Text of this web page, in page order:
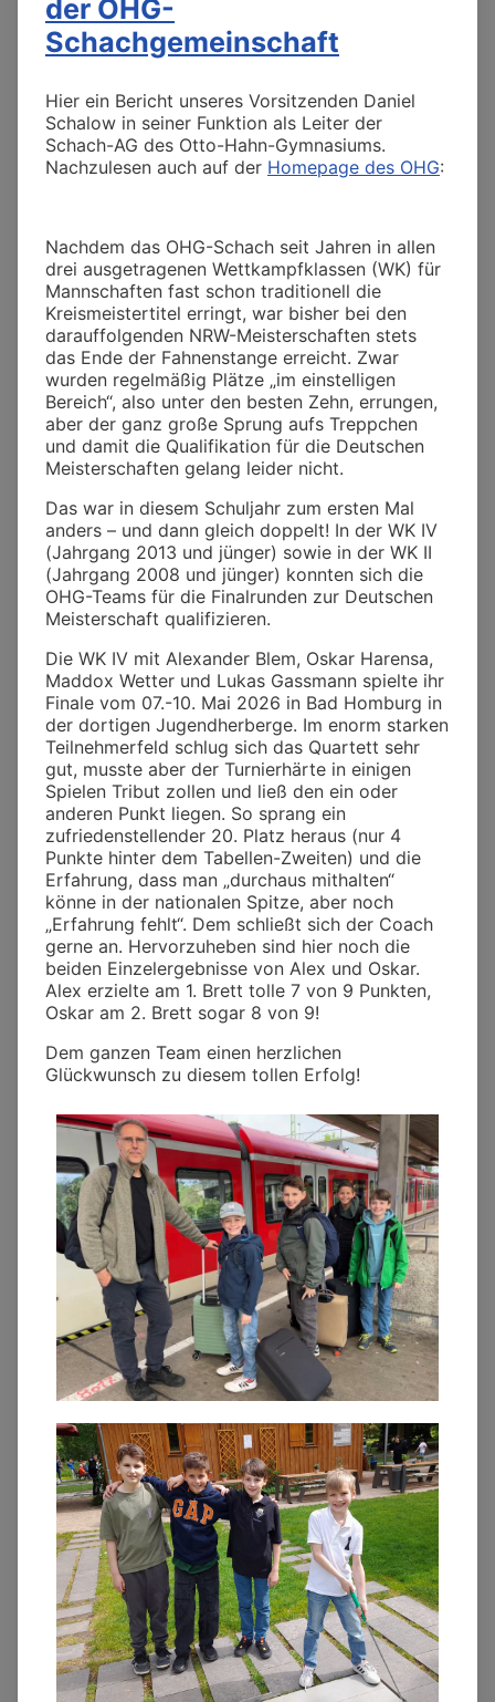
der OHG-
Schachgemeinschaft
Hier ein Bericht unseres Vorsitzenden Daniel
Schalow in seiner Funktion als Leiter der
Schach-AG des Otto-Hahn-Gymnasiums.
Nachzulesen auch auf der Homepage des OHG:
Nachdem das OHG-Schach seit Jahren in allen
drei ausgetragenen Wettkampfklassen (WK) für
Mannschaften fast schon traditionell die
Kreismeistertitel erringt, war bisher bei den
darauffolgenden NRW-Meisterschaften stets
das Ende der Fahnenstange erreicht. Zwar
wurden regelmäßig Plätze „im einstelligen
Bereich“, also unter den besten Zehn, errungen,
aber der ganz große Sprung aufs Treppchen
und damit die Qualifikation für die Deutschen
Meisterschaften gelang leider nicht.
Das war in diesem Schuljahr zum ersten Mal
anders – und dann gleich doppelt! In der WK IV
(Jahrgang 2013 und jünger) sowie in der WK II
(Jahrgang 2008 und jünger) konnten sich die
OHG-Teams für die Finalrunden zur Deutschen
Meisterschaft qualifizieren.
Die WK IV mit Alexander Blem, Oskar Harensa,
Maddox Wetter und Lukas Gassmann spielte ihr
Finale vom 07.-10. Mai 2026 in Bad Homburg in
der dortigen Jugendherberge. Im enorm starken
Teilnehmerfeld schlug sich das Quartett sehr
gut, musste aber der Turnierhärte in einigen
Spielen Tribut zollen und ließ den ein oder
anderen Punkt liegen. So sprang ein
zufriedenstellender 20. Platz heraus (nur 4
Punkte hinter dem Tabellen-Zweiten) und die
Erfahrung, dass man „durchaus mithalten“
könne in der nationalen Spitze, aber noch
„Erfahrung fehlt“. Dem schließt sich der Coach
gerne an. Hervorzuheben sind hier noch die
beiden Einzelergebnisse von Alex und Oskar.
Alex erzielte am 1. Brett tolle 7 von 9 Punkten,
Oskar am 2. Brett sogar 8 von 9!
Dem ganzen Team einen herzlichen
Glückwunsch zu diesem tollen Erfolg!